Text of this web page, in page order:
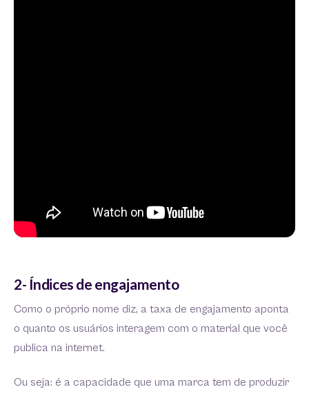
2- Índices de engajamento
Como o próprio nome diz, a taxa de engajamento aponta
o quanto os usuários interagem com o material que você
publica na internet.
Ou seja: é a capacidade que uma marca tem de produzir